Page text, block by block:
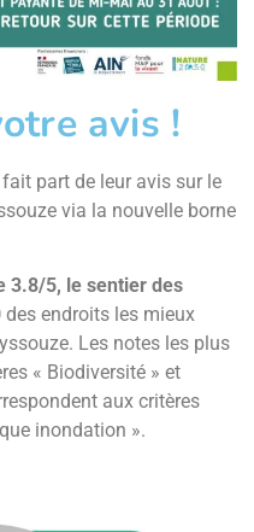
avis !
part de leur avis sur le
via la nouvelle borne
3.8/5, le sentier des
des endroits les mieux
Les notes les plus
« Biodiversité » et
aux critères
inondation ».